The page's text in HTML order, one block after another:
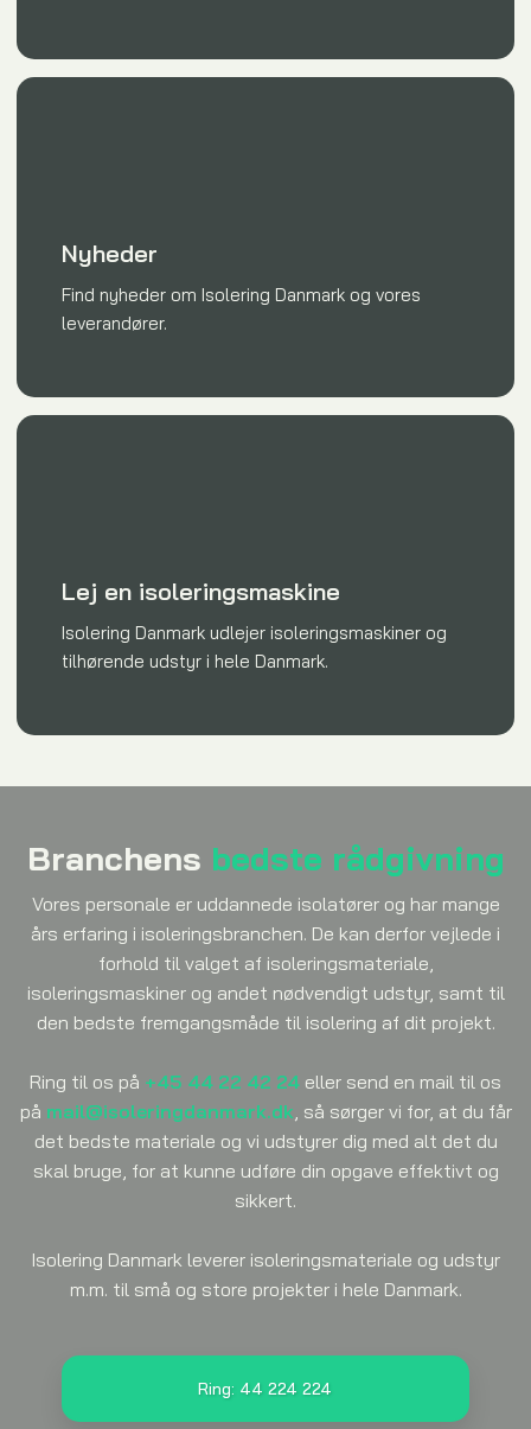
Nyheder
Find nyheder om Isolering Danmark og vores
leverandører.​
Lej en isoleringsmaskine
Isolering Danmark udlejer isoleringsmaskiner og
tilhørende udstyr i hele Danmark.
Branchens bedste rådgivning
​Vores personale er uddannede isolatører og har mange
års erfaring i isoleringsbranchen. De kan derfor vejlede i
forhold til valget af isoleringsmateriale,
isoleringsmaskiner og andet nødvendigt udstyr, samt til
den bedste fremgangsmåde til isolering af dit projekt.
Ring til os på +45 44 22 42 24 eller send en mail til os
på mail@isoleringdanmark.dk , så sørger vi for, at du får
det bedste materiale og vi udstyrer dig med alt det du
skal bruge, for at kunne udføre din opgave effektivt og
sikkert.
Isolering Danmark leverer isoleringsmateriale og udstyr
m.m. til små og store projekter i hele Danmark.
Ring: 44 224 224